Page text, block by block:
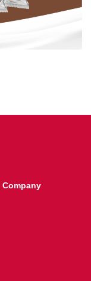
Company